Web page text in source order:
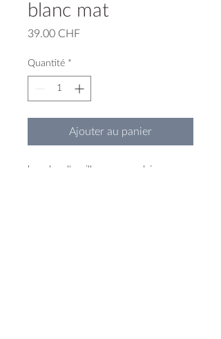
blanc mat
39.00 CHFPrix
Quantité *
Ajouter au panier
boucles d'oreilles en porcelaine